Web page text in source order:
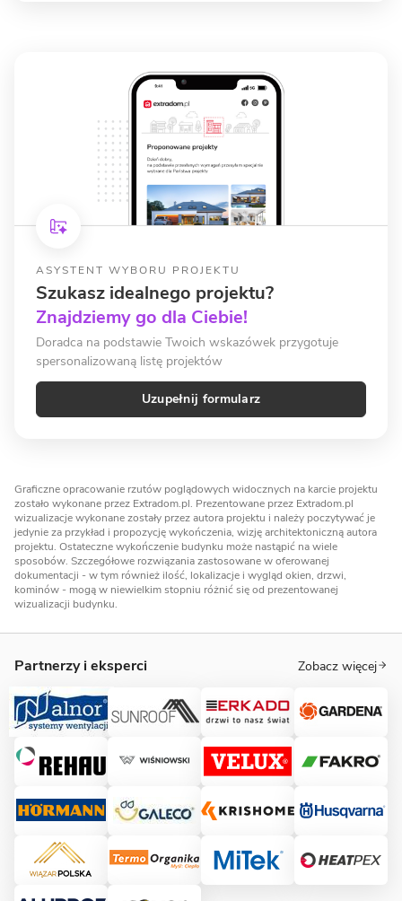
ASYSTENT WYBORU PROJEKTU
Szukasz idealnego projektu?
Znajdziemy go dla Ciebie!
Doradca na podstawie Twoich wskazówek przygotuje
spersonalizowaną listę projektów
Uzupełnij formularz
Graficzne opracowanie rzutów poglądowych widocznych na karcie projektu
zostało wykonane przez Extradom.pl. Prezentowane przez Extradom.pl
wizualizacje wykonane zostały przez autora projektu i należy poczytywać je
jedynie za przykład i propozycję wykończenia, wizję architektoniczną autora
projektu. Ostateczne wykończenie budynku może nastąpić na wiele
sposobów. Szczegółowe rozwiązania zastosowane w oferowanej
dokumentacji - w tym również ilość, lokalizacje i wygląd okien, drzwi,
kominów - mogą w niewielkim stopniu różnić się od prezentowanej
wizualizacji budynku.
Partnerzy i eksperci Zobacz więcej